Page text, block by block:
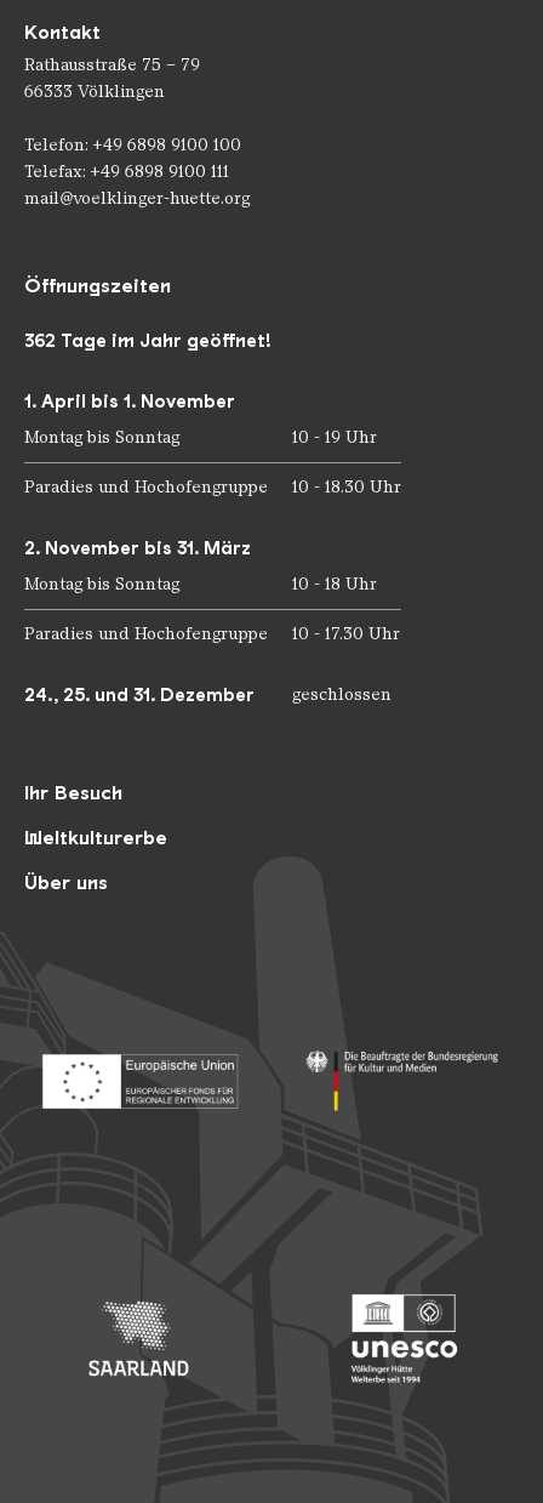
Kontakt
Rathausstraße 75 – 79
66333 Völklingen
Telefon: +49 6898 9100 100
Telefax: +49 6898 9100 111
mail@voelklinger-huette.org
Ihr Besuch
Weltkulturerbe
Über uns
Öffnungszeiten
362 Tage im Jahr geöffnet!
1. April bis 1. November
Montag bis Sonntag 10 - 19 Uhr
Paradies und Hochofengruppe 10 - 18.30 Uhr
2. November bis 31. März
Montag bis Sonntag 10 - 18 Uhr
Paradies und Hochofengruppe 10 - 17.30 Uhr
24., 25. und 31. Dezember geschlossen